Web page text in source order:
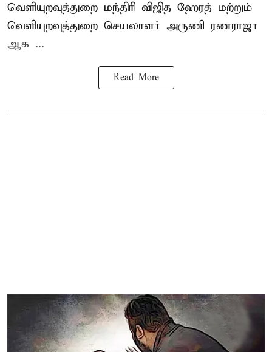
வெளியுறவுத்துறை மந்திரி விஜித ஹேரத் மற்றும்
வெளியுறவுத்துறை செயலாளர் அருணி ரணராஜா
ஆக ...
Read More